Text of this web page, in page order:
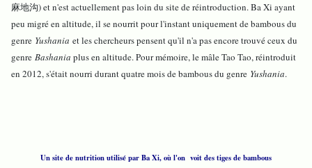
麻地沟) et n'est actuellement pas loin du site de réintroduction. Ba Xi ayant
peu migré en altitude, il se nourrit pour l'instant uniquement de bambous du
genre Yushania et les chercheurs pensent qu'il n'a pas encore trouvé ceux du
genre Bashania plus en altitude. Pour mémoire, le mâle Tao Tao, réintroduit
en 2012, s'était nourri durant quatre mois de bambous du genre Yushania.
Un site de nutrition utilisé par Ba Xi, où l'on voit des tiges de bambous